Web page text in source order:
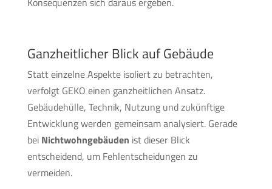
Ganzheitlicher Blick auf Gebäude
Statt einzelne Aspekte isoliert zu betrachten,
verfolgt GEKO einen ganzheitlichen Ansatz.
Gebäudehülle, Technik, Nutzung und zukünftige
Entwicklung werden gemeinsam analysiert. Gerade
beiNichtwohngebäuden ist dieser Blick
entscheidend, um Fehlentscheidungen zu
vermeiden.